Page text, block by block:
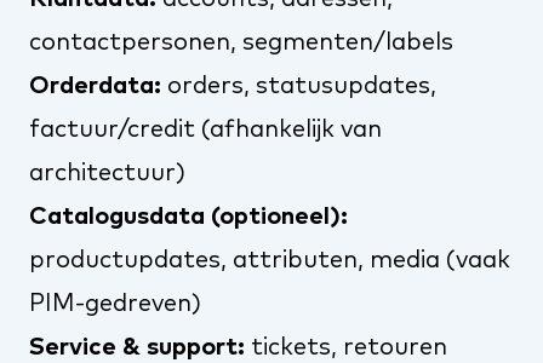
contactpersonen, segmenten/labels
Orderdata: orders, statusupdates,
factuur/credit (afhankelijk van
architectuur)
Catalogusdata (optioneel):
productupdates, attributen, media (vaak
PIM-gedreven)
Service & support: tickets, retouren